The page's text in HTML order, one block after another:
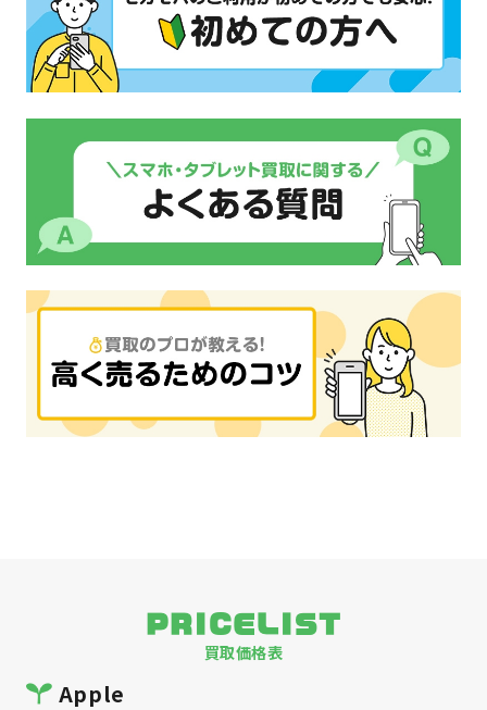
PRICELIST
買取価格表
Apple